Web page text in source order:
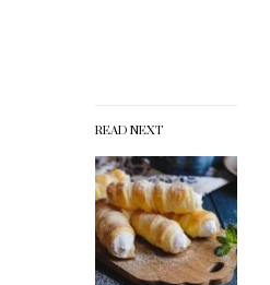
READ NEXT